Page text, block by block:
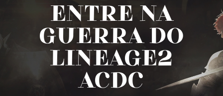
ENTRE NA
GUERRA DO
LINEAGE2
ACDC